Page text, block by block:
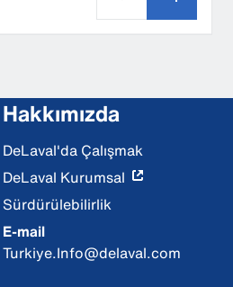
Hakkımızda
DeLaval'da Çalışmak
DeLaval Kurumsal
Sürdürülebilirlik
E-mail
Turkiye.Info@delaval.com